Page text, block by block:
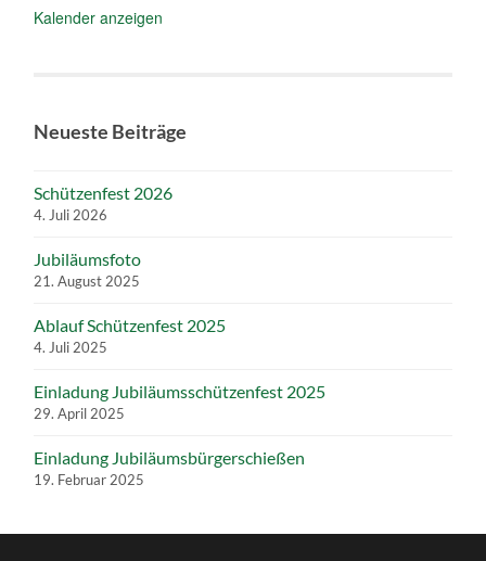
Kalender anzeigen
Neueste Beiträge
Schützenfest 2026
4. Juli 2026
Jubiläumsfoto
21. August 2025
Ablauf Schützenfest 2025
4. Juli 2025
Einladung Jubiläumsschützenfest 2025
29. April 2025
Einladung Jubiläumsbürgerschießen
19. Februar 2025